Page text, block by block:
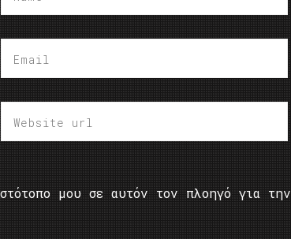
μου σε αυτόν τον πλοηγό για την